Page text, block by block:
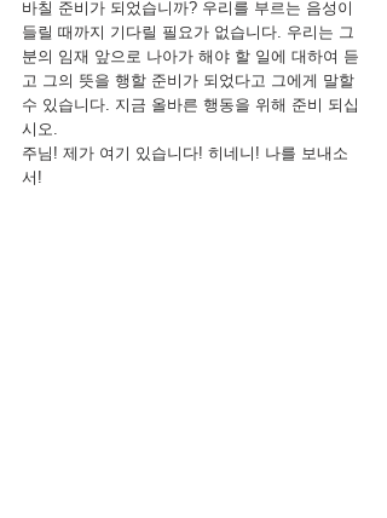
바칠 준비가 되었습니까? 우리를 부르는 음성이
들릴 때까지 기다릴 필요가 없습니다. 우리는 그
분의 임재 앞으로 나아가 해야 할 일에 대하여 듣
고 그의 뜻을 행할 준비가 되었다고 그에게 말할
수 있습니다. 지금 올바른 행동을 위해 준비 되십
시오.
주님! 제가 여기 있습니다! 히네니! 나를 보내소
서!